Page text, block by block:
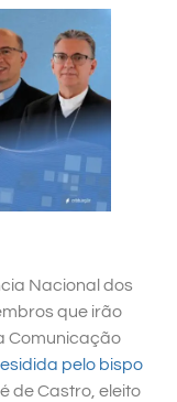
Nacional dos
que irão
Comunicação
pelo bispo
de Castro, eleito